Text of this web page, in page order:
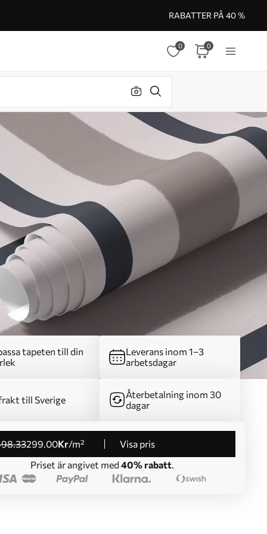
RABATTER PÅ 40 %
0 0
tapeten till din
Leverans inom 1–3
arbetsdagar
till Sverige
Återbetalning inom 30
dagar
.33299.00Kr/m²
Visa pris
Priset är angivet med 40% rabatt.